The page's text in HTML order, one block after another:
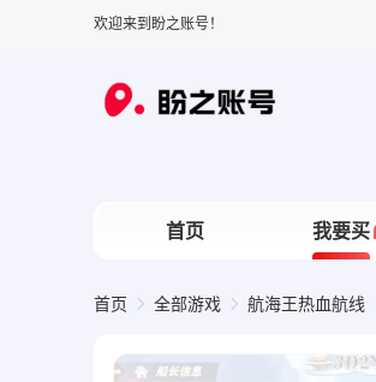
欢迎来到盼之账号！
首页 我要买
首页 全部游戏 航海王热血航线